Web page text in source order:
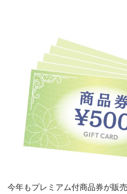
今年もプレミアム付商品券が販売